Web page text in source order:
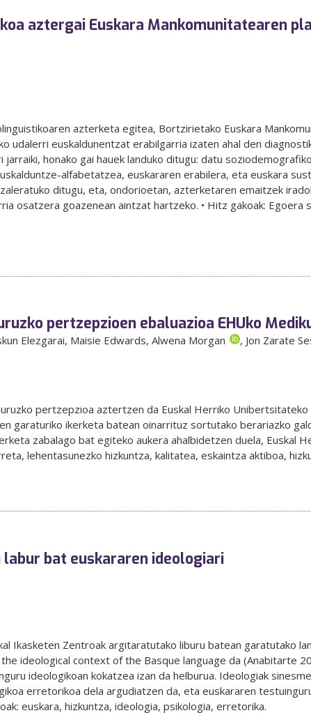
aztergai Euskara Mankomunitatearen
azterketa egitea, Bortzirietako Euskara
udalerri euskaldunentzat erabilgarria izaten ahal den
honako gai hauek landuko ditugu: datu
alfabetatzea, euskararen erabilera, eta euskara
ditugu, eta, ondorioetan, azterketaren emaitzek
osatzera goazenean aintzat hartzeko. • Hitz gakoak: Egoera
pertzepzioen ebaluazioa EHUko
Elezgarai, Maisie Edwards, Alwena Morgan
, Jon Zarate
pertzepzioa aztertzen da Euskal Herriko Unibertsitateko
garaturiko ikerketa batean oinarrituz sortutako berariazko
zabalago bat egiteko aukera ahalbidetzen duela, Euskal
lehentasunezko hizkuntza, kalitatea, eskaintza aktiboa,
bat euskararen ideologiari
Ikasketen Zentroak argitaratutako liburu batean garatutako
ideological context of the Basque language da (Anabitarte
ideologikoan kokatzea izan da helburua. Ideologiak
erretorikoa dela argudiatzen da, eta euskararen
euskara, hizkuntza, ideologia, psikologia, erretorika.